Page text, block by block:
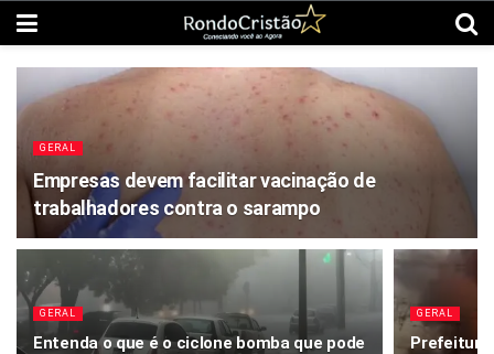
GERAL
Empresas devem facilitar vacinação de
trabalhadores contra o sarampo
GERAL
Entenda o que é o ciclone bomba que pode
GERAL